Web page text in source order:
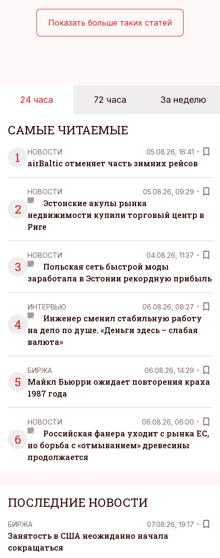
достигает 18 градусов, но вы как закаленный
предприниматель знаете, что смелость города
берет, и без долгих раздумий бросаетесь в воду.
Показать больше таких статей
24 часа 72 часа За неделю
САМЫЕ ЧИТАЕМЫЕ
1
НОВОСТИ 05.08.26, 16:41
airBaltic отменяет часть зимних рейсов
2
НОВОСТИ 05.08.26, 09:29
Эстонские акулы рынка
недвижимости купили торговый центр в
Риге
3
НОВОСТИ 04.08.26, 11:37
Польская сеть быстрой моды
заработала в Эстонии рекордную прибыль
4
ИНТЕРВЬЮ 06.08.26, 08:27
Инженер сменил стабильную работу
на дело по душе. «Деньги здесь – слабая
валюта»
5
БИРЖА 06.08.26, 14:29
Майкл Бьюрри ожидает повторения краха
1987 года
6
НОВОСТИ 06.08.26, 06:00
Российская фанера уходит с рынка ЕС,
но борьба с «отмыванием» древесины
продолжается
ПОСЛЕДНИЕ НОВОСТИ
БИРЖА 07.08.26, 19:17
Занятость в США неожиданно начала
сокращаться